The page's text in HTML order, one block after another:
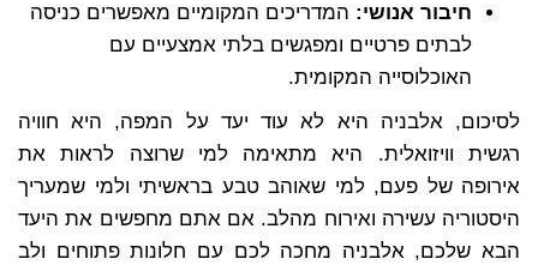
חיבור אנושי: המדריכים המקומיים מאפשרים כניסה
לבתים פרטיים ומפגשים בלתי אמצעיים עם
האוכלוסייה המקומית.
לסיכום, אלבניה היא לא עוד יעד על המפה, היא חוויה
רגשית וויזואלית. היא מתאימה למי שרוצה לראות את
אירופה של פעם, למי שאוהב טבע בראשיתי ולמי שמעריך
היסטוריה עשירה ואירוח מהלב. אם אתם מחפשים את היעד
הבא שלכם, אלבניה מחכה לכם עם חלונות פתוחים ולב